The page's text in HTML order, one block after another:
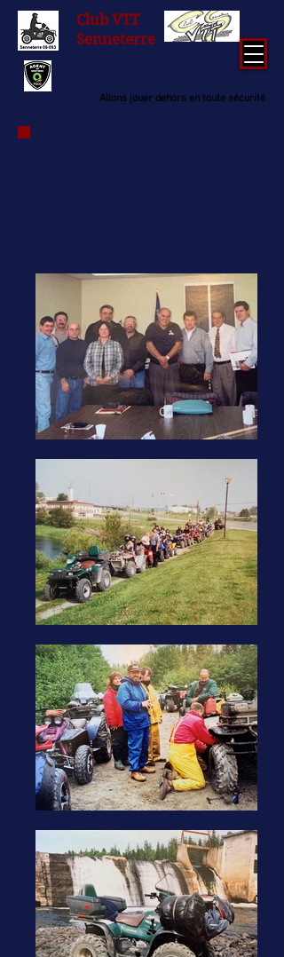
Club VTT
Senneterre
Allons jouer dehors en toute sécurité